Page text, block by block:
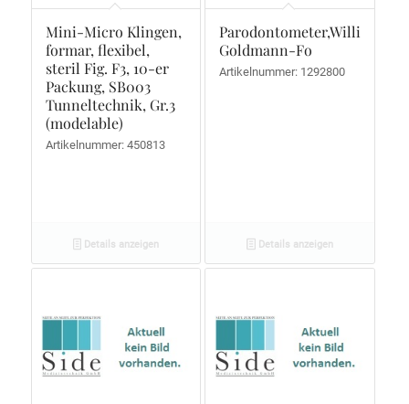
Mini-Micro Klingen,
formar, flexibel,
steril Fig. F3, 10-er
Packung, SB003
Tunneltechnik, Gr.3
(modelable)
Artikelnummer: 450813
Details anzeigen
Parodontometer,Williams-
Goldmann-Fo
Artikelnummer: 1292800
Details anzeigen